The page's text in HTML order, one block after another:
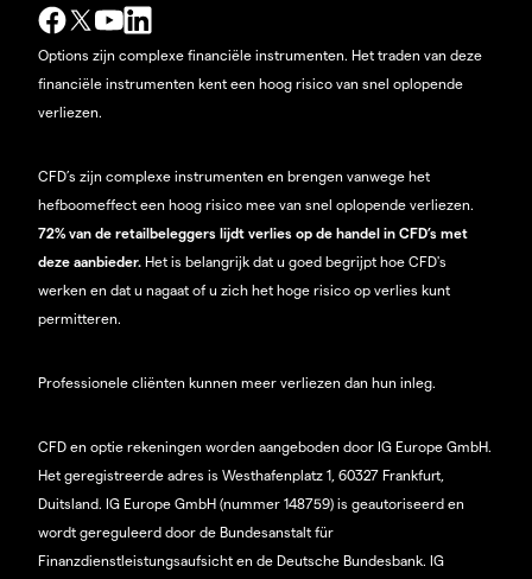
Options zijn complexe financiële instrumenten. Het traden van deze
financiële instrumenten kent een hoog risico van snel oplopende
verliezen.
CFD’s zijn complexe instrumenten en brengen vanwege het
hefboomeffect een hoog risico mee van snel oplopende verliezen.
72% van de retailbeleggers lijdt verlies op de handel in CFD’s met
deze aanbieder. Het is belangrijk dat u goed begrijpt hoe CFD's
werken en dat u nagaat of u zich het hoge risico op verlies kunt
permitteren.
Professionele cliënten kunnen meer verliezen dan hun inleg.
CFD en optie rekeningen worden aangeboden door IG Europe GmbH.
Het geregistreerde adres is Westhafenplatz 1, 60327 Frankfurt,
Duitsland. IG Europe GmbH (nummer 148759) is geautoriseerd en
wordt gereguleerd door de Bundesanstalt für
Finanzdienstleistungsaufsicht en de Deutsche Bundesbank. IG